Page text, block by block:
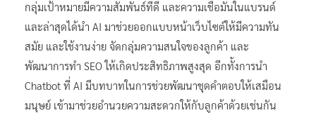
กลุ่มเป้าหมายมีความสัมพันธ์ที่ดี และความเชื่อมั่นในแบรนด์
และล่าสุดได้นำ AI มาช่วยออกแบบหน้าเว็บไซต์ให้มีความทัน
สมัย และใช้งานง่าย จัดกลุ่มความสนใจของลูกค้า และ
พัฒนาการทำ SEO ให้เกิดประสิทธิภาพสูงสุด อีกทั้งการนำ
Chatbot ที่ AI มีบทบาทในการช่วยพัฒนาชุดคำตอบให้เสมือน
มนุษย์ เข้ามาช่วยอำนวยความสะดวกให้กับลูกค้าด้วยเช่นกัน